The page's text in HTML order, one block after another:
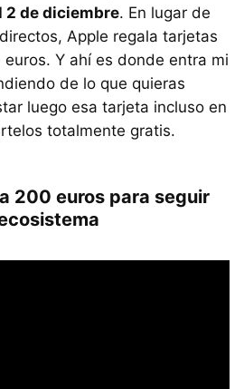
2 de diciembre. En lugar de
Apple regala tarjetas
Y ahí es donde entra mi
de lo que quieras
luego esa tarjeta incluso en
totalmente gratis.
200 euros para seguir